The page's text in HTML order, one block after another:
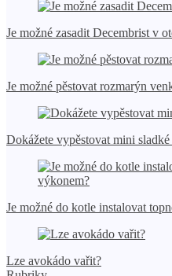
Je možné zasadit Decembrist v
Je možné pěstovat rozmarýn
Dokážete vypěstovat mini
Je možné do kotle instalovat
Lze avokádo vařit?